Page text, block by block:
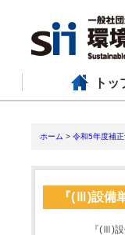
トッ
ホーム > 令和5年度補
『(Ⅲ)設備
『(Ⅲ)